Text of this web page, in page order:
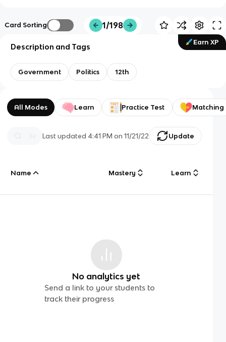
Card Sorting 1/198
Earn XP
Description and Tags
Government Politics 12th
All Modes Learn Practice Test Matching
Last updated 4:41 PM on 11/21/22 Update
Name Mastery Learn
No analytics yet
Send a link to your students to
track their progress